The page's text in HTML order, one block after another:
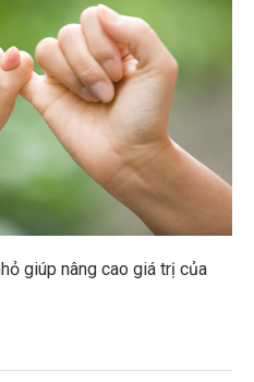
giúp nâng cao giá trị của